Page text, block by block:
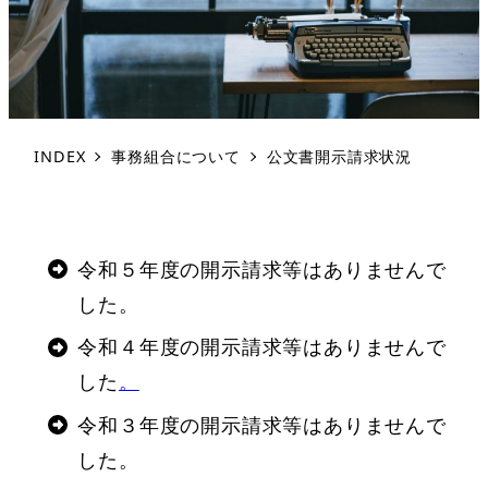
INDEX 事務組合について 公文書開示請求状況
令和５年度の開示請求等はありませんで
した。
令和４年度の開示請求等はありませんで
した。
令和３年度の開示請求等はありませんで
した。